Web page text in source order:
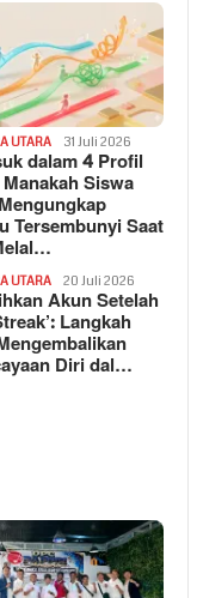
UTARA 31 Juli 2026
dalam 4 Profil
Siswa
Tersembunyi Saat
UTARA 20 Juli 2026
Akun Setelah
Langkah
Diri dal…